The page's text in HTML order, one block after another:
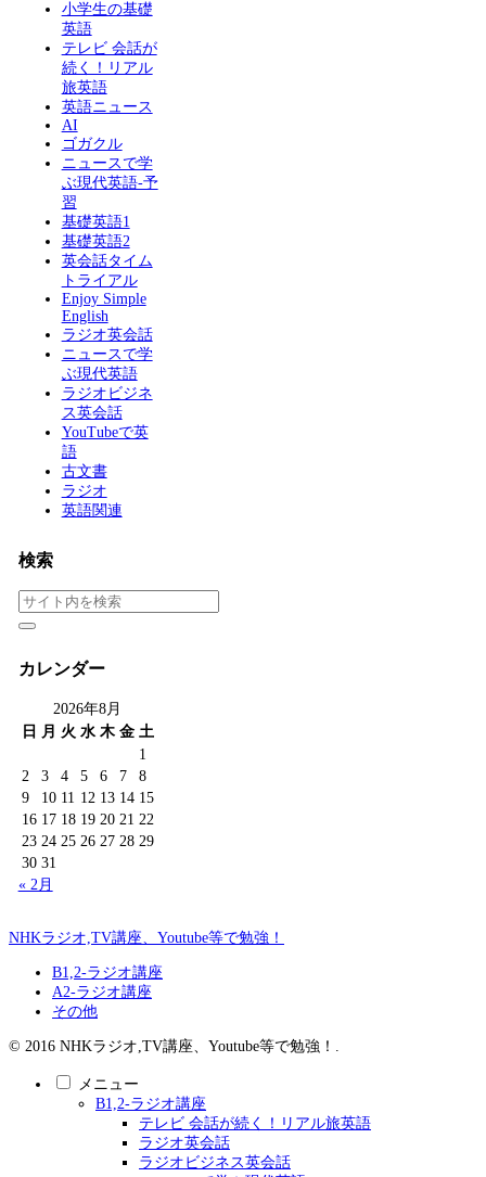
小学生の基礎
英語
テレビ 会話が
続く！リアル
旅英語
英語ニュース
AI
ゴガクル
ニュースで学
ぶ現代英語-予
習
基礎英語1
基礎英語2
英会話タイム
トライアル
Enjoy Simple
English
ラジオ英会話
ニュースで学
ぶ現代英語
ラジオビジネ
ス英会話
YouTubeで英
語
古文書
ラジオ
英語関連
検索
カレンダー
2026年8月
日
月 火 水 木 金 土
1
2
3 4 5 6 7
8
9
10 11 12 13 14 15
16 17 18 19 20 21 22
23 24 25 26 27 28 29
30 31
« 2月
NHKラジオ,TV講座、Youtube等で勉強！
B1,2-ラジオ講座
A2-ラジオ講座
その他
© 2016 NHKラジオ,TV講座、Youtube等で勉強！.
メニュー
B1,2-ラジオ講座
テレビ 会話が続く！リアル旅英語
ラジオ英会話
ラジオビジネス英会話